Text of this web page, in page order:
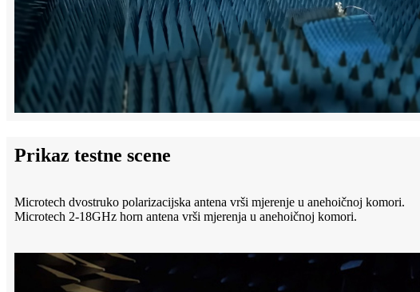
Prikaz testne scene
Microtech dvostruko polarizacijska antena vrši mjerenje u anehoičnoj komori.
Microtech 2-18GHz horn antena vrši mjerenja u anehoičnoj komori.